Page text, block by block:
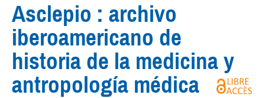
Recherche
avancée
ES
Asclepio : archivo
iberoamericano de
historia de la medicina y
antropología médica